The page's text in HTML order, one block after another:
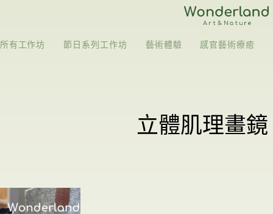
所有工作坊 節日系列工作坊 藝術體驗 感官藝術療癒
立體肌理畫鏡